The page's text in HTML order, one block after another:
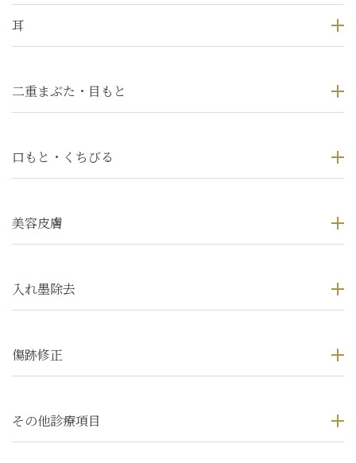
耳
二重まぶた・目もと
口もと・くちびる
美容皮膚
入れ墨除去
傷跡修正
その他診療項目